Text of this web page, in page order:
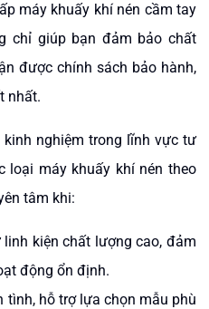
máy khuấy khí nén cầm tay
chỉ giúp bạn đảm bảo chất
được chính sách bảo hành,
nhất.
nghiệm trong lĩnh vực tư
loại máy khuấy khí nén theo
tâm khi:
kiện chất lượng cao, đảm
động ổn định.
hỗ trợ lựa chọn mẫu phù